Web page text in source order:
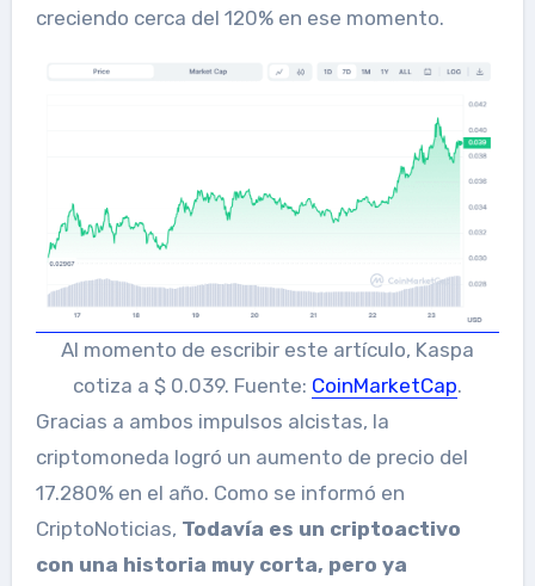
creciendo cerca del 120% en ese momento.
Al momento de escribir este artículo, Kaspa
cotiza a $ 0.039. Fuente: CoinMarketCap.
Gracias a ambos impulsos alcistas, la
criptomoneda logró un aumento de precio del
17.280% en el año. Como se informó en
CriptoNoticias, Todavía es un criptoactivo
con una historia muy corta, pero ya